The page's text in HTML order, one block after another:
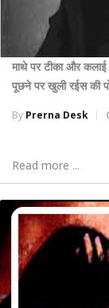
माथे पर टीका और
पूछने पर खुली रईस की
By Prerna Desk
Read more ...